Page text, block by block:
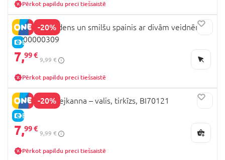
Pērkot papildu preci tiešsaistē
-20%
E-CENA
ECOIFFIER ūdens un smilšu spainis ar divām veidnēm,
7600000309
7,99 €
9,99 €
Pērkot papildu preci tiešsaistē
-20%
E-CENA
BIBIO DolBi lejkanna – valis, tirkīzs, BI70121
7,99 €
9,99 €
Pērkot papildu preci tiešsaistē